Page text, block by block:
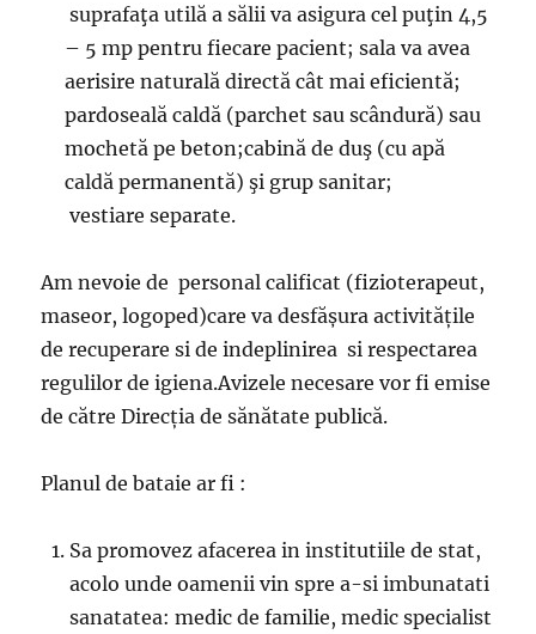
suprafaţa utilă a sălii va asigura cel puţin 4,5
– 5 mp pentru fiecare pacient; sala va avea
aerisire naturală directă cât mai eficientă;
pardoseală caldă (parchet sau scândură) sau
mochetă pe beton;cabină de duş (cu apă
caldă permanentă) şi grup sanitar;
vestiare separate.
Am nevoie de personal calificat (fizioterapeut,
maseor, logoped)care va desfășura activitățile
de recuperare si de indeplinirea si respectarea
regulilor de igiena.Avizele necesare vor fi emise
de către Direcția de sănătate publică.
Planul de bataie ar fi :
Sa promovez afacerea in institutiile de stat,
acolo unde oamenii vin spre a-si imbunatati
sanatatea: medic de familie, medic specialist